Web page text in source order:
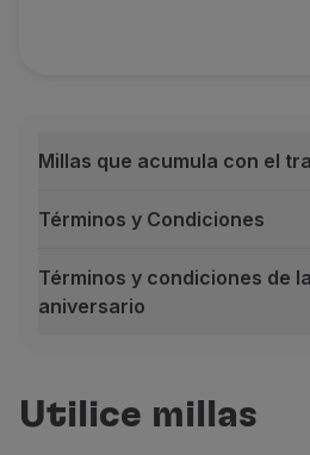
Millas que acumula con el
Términos y Condiciones
Términos y condiciones de
aniversario
En la cabina
Utilice millas